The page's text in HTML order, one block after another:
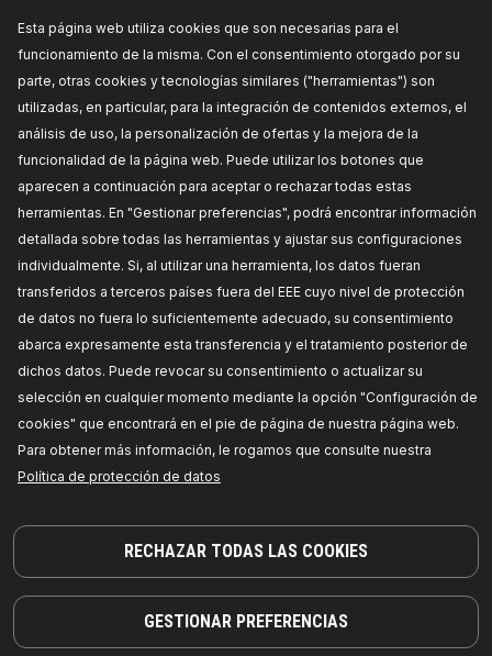
Esta página web utiliza cookies que son necesarias para el
funcionamiento de la misma. Con el consentimiento otorgado por su
parte, otras cookies y tecnologías similares ("herramientas") son
utilizadas, en particular, para la integración de contenidos externos, el
análisis de uso, la personalización de ofertas y la mejora de la
funcionalidad de la página web. Puede utilizar los botones que
aparecen a continuación para aceptar o rechazar todas estas
herramientas. En "Gestionar preferencias", podrá encontrar información
detallada sobre todas las herramientas y ajustar sus configuraciones
individualmente. Si, al utilizar una herramienta, los datos fueran
transferidos a terceros países fuera del EEE cuyo nivel de protección
de datos no fuera lo suficientemente adecuado, su consentimiento
abarca expresamente esta transferencia y el tratamiento posterior de
dichos datos. Puede revocar su consentimiento o actualizar su
selección en cualquier momento mediante la opción "Configuración de
cookies" que encontrará en el pie de página de nuestra página web.
Para obtener más información, le rogamos que consulte nuestra
Política de protección de datos
RECHAZAR TODAS LAS COOKIES
GESTIONAR PREFERENCIAS
calefacción auxiliar
Tensión [V]:12,Tipo de servicio:eléctrico,
Número de enchufes de contacto:3,Número de
referencia del fabricante:999W0021,Fabricante:
RIDEX,Números de EAN:4059191569694
Disponibilidad en stock:
PRECIO PARA DISTRIBUIDORES
999W0024
RIDEX Bomba de circulación de agua,
calefacción auxiliar
Tensión [V]:12, Tipo de servicio:eléctrico,
complementaria 2: sin cable,Número de
referencia del fabricante: 999W0024, Fabricante:
RIDEX, Números de EAN:4059191569878
Disponibilidad en stock:
PRECIO PARA DISTRIBUIDORES
RIDEX Bomba de circulación de agua,
Diámetro de
manguito [mm]:20, Color de carcasa: